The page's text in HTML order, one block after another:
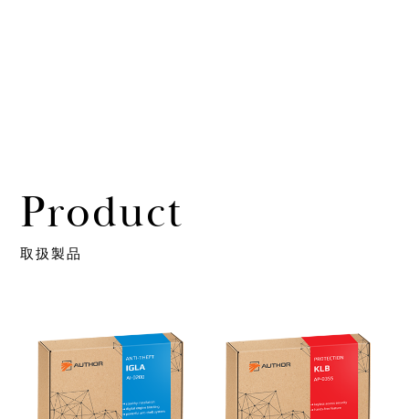
Product
取扱製品